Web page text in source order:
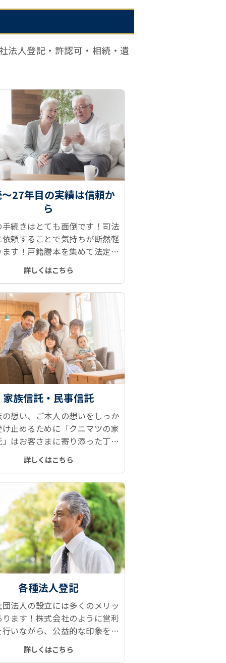
法人登記・許認可・相続・遺
27年目の実績は信頼か
ら
手続きはとても面倒です！司法
頼することで気持ちが断然軽
ます！戸籍謄本を集めて法定相
を取得、遺産分割協議、相続登
金解約などがとてもスムーズで
詳しくはこちら
家族信託・民事信託
の想い、ご本人の想いをしっか
け止めるために「クニマツの家
はお客さまに寄り添った丁寧
を行い、財産管理、財産承継の
を解決へと導きます。
詳しくはこちら
各種法人登記
団法人の設立には多くのメリッ
ります！株式会社のように営利
行いながら、公益的な印象を持
れるブランド力と信用力、設立
安さもアピールポイントの一つ
詳しくはこちら